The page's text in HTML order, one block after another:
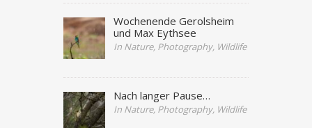
Wochenende Gerolsheim
und Max Eythsee
In Nature, Photography, Wildlife
Nach langer Pause…
In Nature, Photography, Wildlife